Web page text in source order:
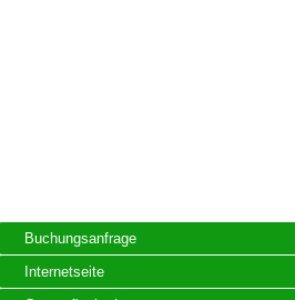
Buchungsanfrage
Internetseite